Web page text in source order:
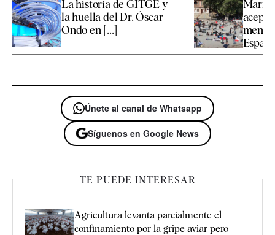
La historia de GITGE y
la huella del Dr. Óscar
Ondo en [...]
Únete al canal de Whatsapp
Síguenos en Google News
TE PUEDE INTERESAR
Agricultura levanta parcialmente el
confinamiento por la gripe aviar pero